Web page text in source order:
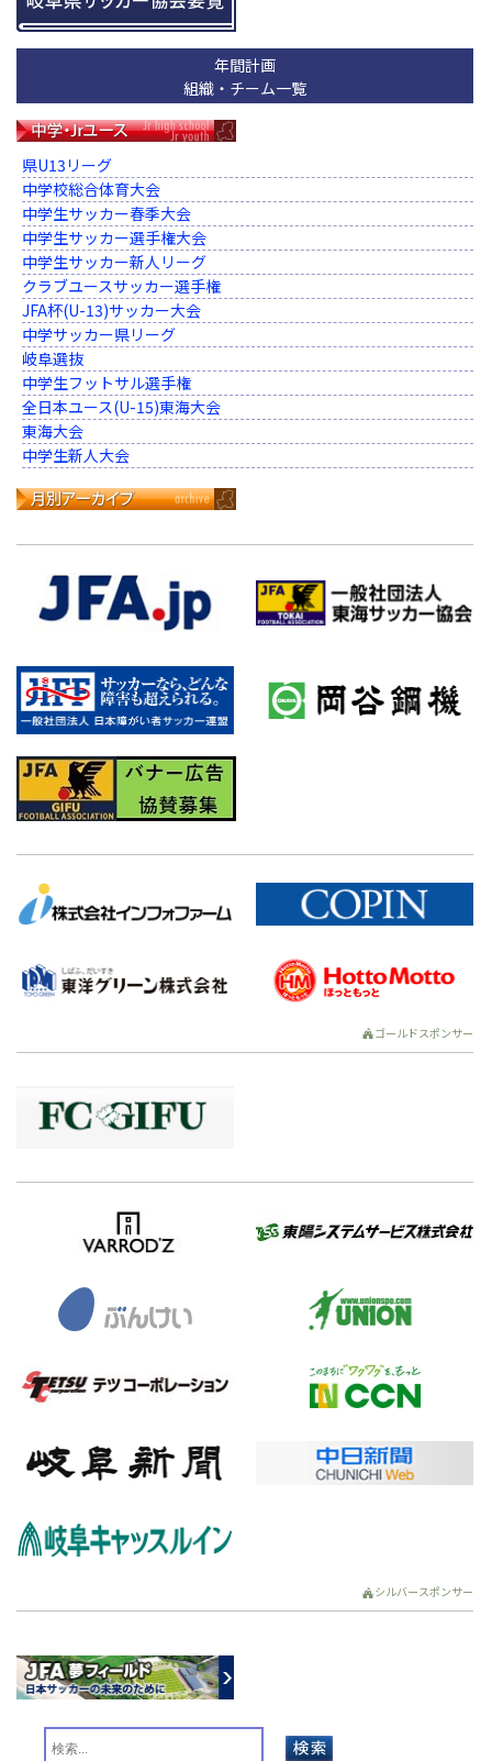
年間計画
組織・チーム一覧
県U13リーグ
中学校総合体育大会
中学生サッカー春季大会
中学生サッカー選手権大会
中学生サッカー新人リーグ
クラブユースサッカー選手権
JFA杯(U-13)サッカー大会
中学サッカー県リーグ
岐阜選抜
中学生フットサル選手権
全日本ユース(U-15)東海大会
東海大会
中学生新人大会
ゴールドスポンサー
シルバースポンサー